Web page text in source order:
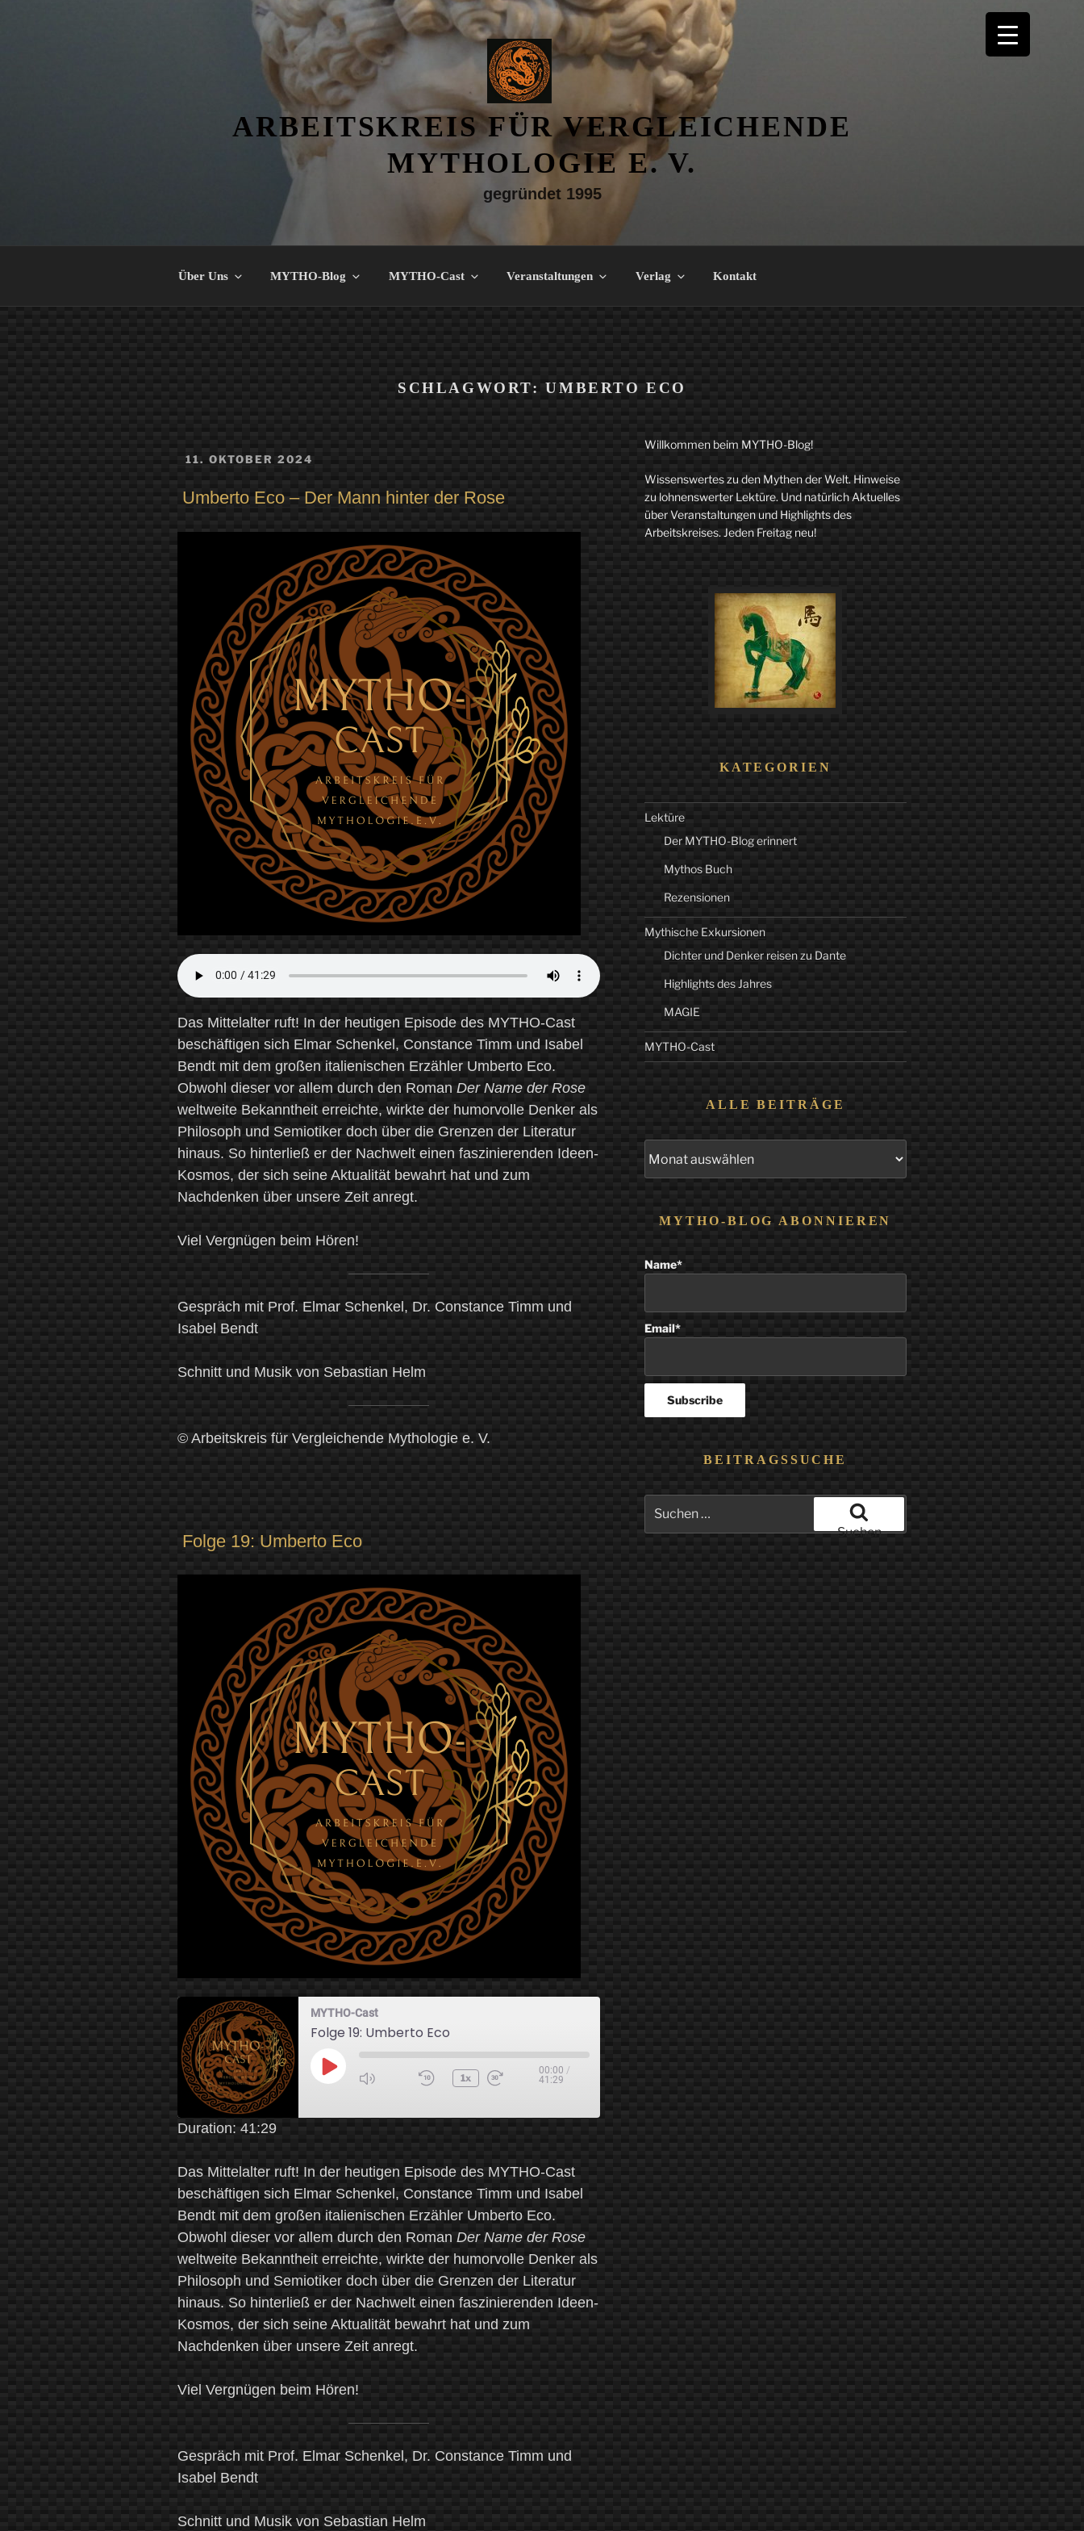
ARBEITSKREIS FÜR VERGLEICHENDE
MYTHOLOGIE E. V.
gegründet 1995
Über Uns MYTHO-Blog MYTHO-Cast Veranstaltungen Verlag Kontakt
SCHLAGWORT:UMBERTO ECO
VERÖFFENTLICHT
11. OKTOBER 2024
Umberto Eco – Der Mann hinter der Rose
Das Mittelalter ruft! In der heutigen Episode des MYTHO-Cast
beschäftigen sich Elmar Schenkel, Constance Timm und Isabel
Bendt mit dem großen italienischen Erzähler Umberto Eco.
Obwohl dieser vor allem durch den Roman Der Name der Rose
weltweite Bekanntheit erreichte, wirkte der humorvolle Denker als
Philosoph und Semiotiker doch über die Grenzen der Literatur
hinaus. So hinterließ er der Nachwelt einen faszinierenden Ideen-
Kosmos, der sich seine Aktualität bewahrt hat und zum
Nachdenken über unsere Zeit anregt.
Viel Vergnügen beim Hören!
Gespräch mit Prof. Elmar Schenkel, Dr. Constance Timm und
Isabel Bendt
Schnitt und Musik von Sebastian Helm
© Arbeitskreis für Vergleichende Mythologie e. V.
Folge 19: Umberto Eco
MYTHO-Cast
Folge 19: Umberto Eco
Play
1x
00:00 /
41:29
Duration: 41:29
Das Mittelalter ruft! In der heutigen Episode des MYTHO-Cast
beschäftigen sich Elmar Schenkel, Constance Timm und Isabel
Bendt mit dem großen italienischen Erzähler Umberto Eco.
Obwohl dieser vor allem durch den Roman Der Name der Rose
weltweite Bekanntheit erreichte, wirkte der humorvolle Denker als
Philosoph und Semiotiker doch über die Grenzen der Literatur
hinaus. So hinterließ er der Nachwelt einen faszinierenden Ideen-
Kosmos, der sich seine Aktualität bewahrt hat und zum
Nachdenken über unsere Zeit anregt.
Viel Vergnügen beim Hören!
Gespräch mit Prof. Elmar Schenkel, Dr. Constance Timm und
Isabel Bendt
Schnitt und Musik von Sebastian Helm
Willkommen beim MYTHO-Blog!
Wissenswertes zu den Mythen der Welt. Hinweise
zu lohnenswerter Lektüre. Und natürlich Aktuelles
über Veranstaltungen und Highlights des
Arbeitskreises. Jeden Freitag neu!
KATEGORIEN
Lektüre
Der MYTHO-Blog erinnert
Mythos Buch
Rezensionen
Mythische Exkursionen
Dichter und Denker reisen zu Dante
Highlights des Jahres
MAGIE
MYTHO-Cast
ALLE BEITRÄGE
Beiträge
MYTHO-BLOG ABONNIEREN
Name*
Email*
BEITRAGSSUCHE
nach:
Suchen